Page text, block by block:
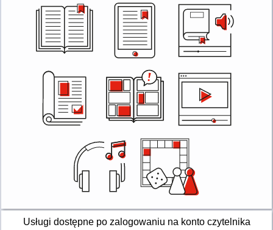
Usługi dostępne po zalogowaniu na konto czytelnika